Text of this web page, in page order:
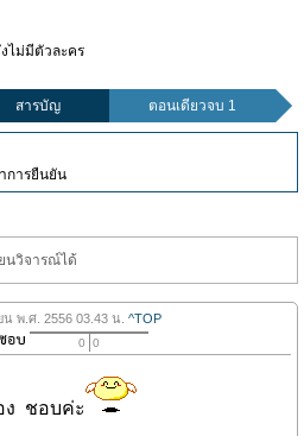
ไม่มีตัวละคร
สารบัญ ตอนเดียวจบ 1
การยืนยัน
นวิจารณ์ได้
พ.ศ. 2556 03.43 น. ^TOP
0 0
ง ชอบค่ะ